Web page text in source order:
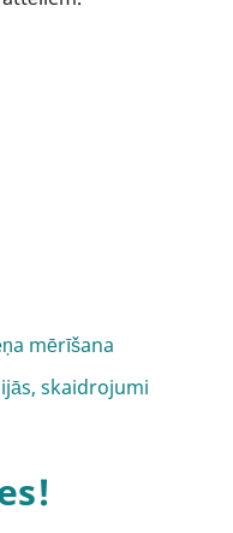
mērīšana
skaidrojumi